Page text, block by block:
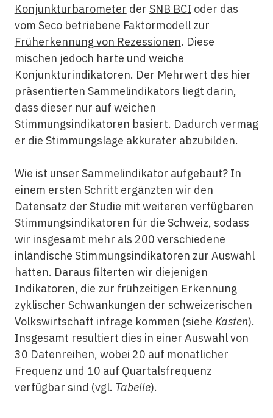
Konjunkturbarometer der SNB BCI oder das
vom Seco betriebene Faktormodell zur
Früherkennung von Rezessionen. Diese
mischen jedoch harte und weiche
Konjunkturindikatoren. Der Mehrwert des hier
präsentierten Sammelindikators liegt darin,
dass dieser nur auf weichen
Stimmungsindikatoren basiert. Dadurch vermag
er die Stimmungslage akkurater abzubilden.
Wie ist unser Sammelindikator aufgebaut? In
einem ersten Schritt ergänzten wir den
Datensatz der Studie mit weiteren verfügbaren
Stimmungsindikatoren für die Schweiz, sodass
wir insgesamt mehr als 200 verschiedene
inländische Stimmungsindikatoren zur Auswahl
hatten. Daraus filterten wir diejenigen
Indikatoren, die zur frühzeitigen Erkennung
zyklischer Schwankungen der schweizerischen
Volkswirtschaft infrage kommen (siehe Kasten).
Insgesamt resultiert dies in einer Auswahl von
30 Datenreihen, wobei 20 auf monatlicher
Frequenz und 10 auf Quartalsfrequenz
verfügbar sind (vgl. Tabelle).